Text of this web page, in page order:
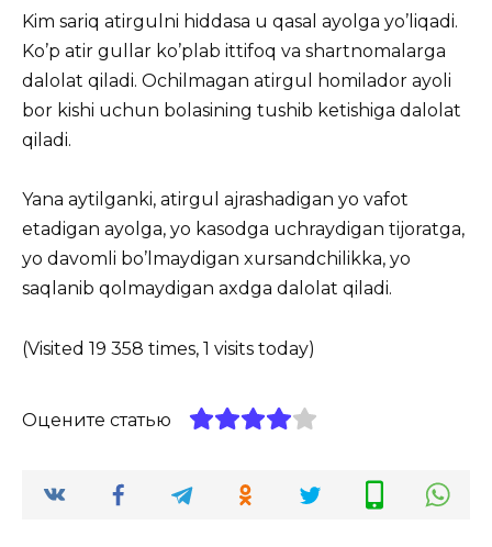
Kim sariq atirgulni hiddasa u qasal ayolga yo’liqadi.
Ko’p atir gullar ko’plab ittifoq va shartnomalarga
dalolat qiladi. Ochilmagan atirgul homilador ayoli
bor kishi uchun bolasining tushib ketishiga dalolat
qiladi.
Yana aytilganki, atirgul ajrashadigan yo vafot
etadigan ayolga, yo kasodga uchraydigan tijoratga,
yo davomli bo’lmaydigan xursandchilikka, yo
saqlanib qolmaydigan axdga dalolat qiladi.
(Visited 19 358 times, 1 visits today)
Оцените статью